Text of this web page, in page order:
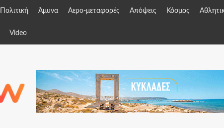
Πολιτική Άμυνα Αερο-μεταφορές Απόψεις Κόσμος
Video